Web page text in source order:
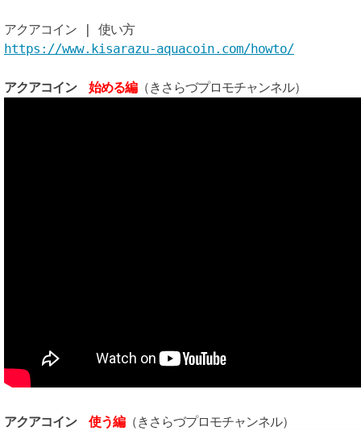
アクアコイン | 使い方
https://www.kisarazu-aquacoin.com/howto/
アクアコイン 始める編（きさらづプロモチャンネル）
アクアコイン 使う編（きさらづプロモチャンネル）